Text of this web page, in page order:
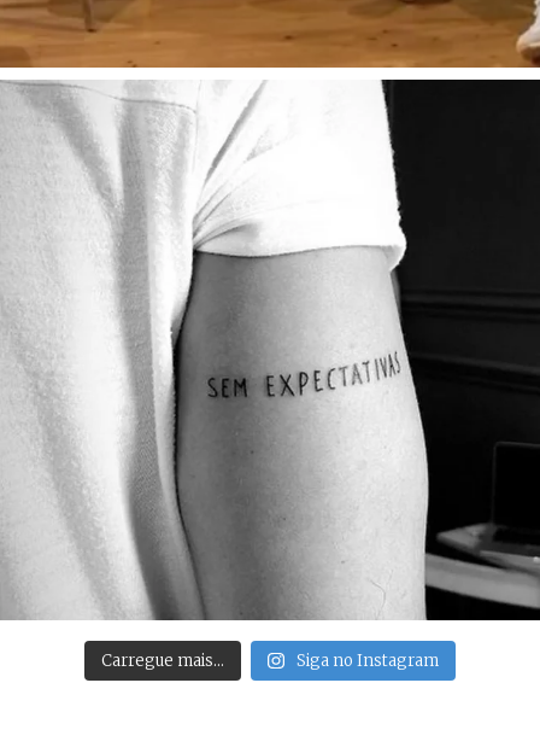
Carregue mais… Siga no Instagram